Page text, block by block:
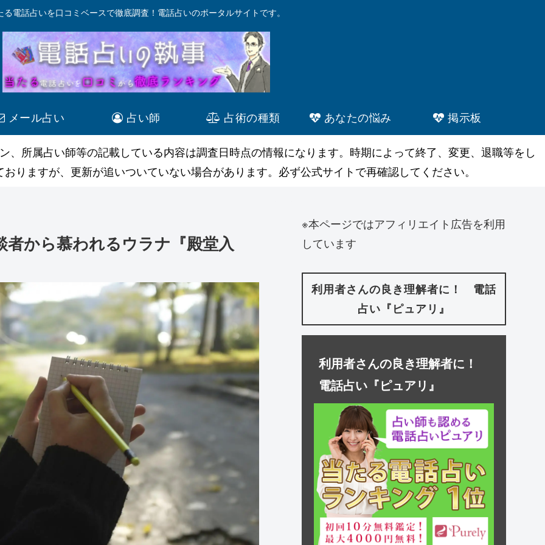
る電話占いを口コミベースで徹底調査！電話占いのポータルサイトです。
メール占い 占い師 占術の種類 あなたの悩み 掲示板
、所属占い師等の記載している内容は調査日時点の情報になります。時期によって終了、変更、退職等をし
りますが、更新が追いついていない場合があります。必ず公式サイトで再確認してください。
から慕われるウラナ『殿堂入
※本ページではアフィリエイト広告を利用
しています
利用者さんの良き理解者に！ 電話
占い『ピュアリ』
利用者さんの良き理解者に！
電話占い『ピュアリ』